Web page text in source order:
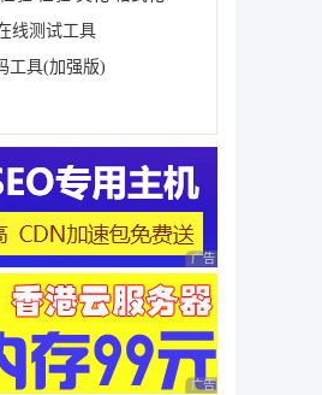
线测试工具
工具(加强版)
广告 商业广告，理性
广告 商业广告，理性